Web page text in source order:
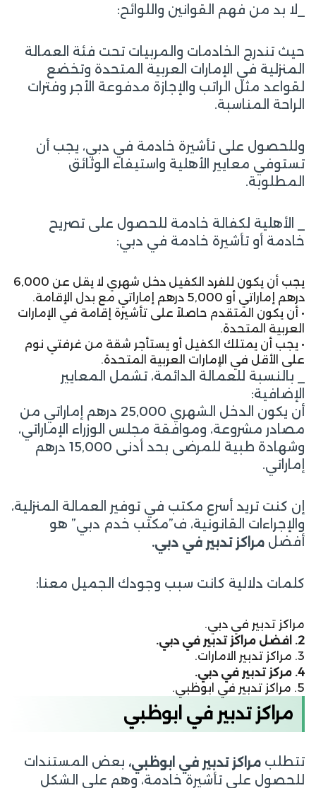
_لا بد من فهم القوانين واللوائح:
حيث تندرج الخادمات والمربيات تحت فئة العمالة
المنزلية في الإمارات العربية المتحدة وتخضع
لقواعد مثل الراتب والإجازة مدفوعة الأجر وفترات
الراحة المناسبة.
وللحصول على تأشيرة خادمة في دبي، يجب أن
تستوفي معايير الأهلية واستيفاء الوثائق
المطلوبة.
_ الأهلية لكفالة خادمة للحصول على تصريح
خادمة أو تأشيرة خادمة في دبي:
يجب أن يكون للفرد الكفيل دخل شهري لا يقل عن 6,000
درهم إماراتي أو 5,000 درهم إماراتي مع بدل الإقامة.
• أن يكون المتقدم حاصلاً على تأشيرة إقامة في الإمارات
العربية المتحدة.
• يجب أن يمتلك الكفيل أو يستأجر شقة من غرفتي نوم
على الأقل في الإمارات العربية المتحدة.
_ بالنسبة للعمالة الدائمة، تشمل المعايير
الإضافية:
أن يكون الدخل الشهري 25,000 درهم إماراتي من
مصادر مشروعة، وموافقة مجلس الوزراء الإماراتي،
وشهادة طبية للمرضى بحد أدنى 15,000 درهم
إماراتي.
إن كنت تريد أسرع مكتب في توفير العمالة المنزلية،
والإجراءات القانونية، ف”مكتب خدم دبي” هو
أفضل مراكز تدبير في دبي.
كلمات دلالية كانت سبب وجودك الجميل معنا:
مراكز تدبير في دبي.
2. افضل مراكز تدبير في دبي.
3. مراكز تدبير الامارات.
4. مركز تدبير في دبي.
5. مراكز تدبير في ابوظبي.
مراكز تدبير في ابوظبي
تتطلب مراكز تدبير في ابوظبي، بعض المستندات
للحصول على تأشيرة خادمة، وهم على الشكل